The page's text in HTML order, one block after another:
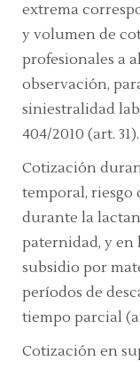
extrema
y volumen de
profesionales a
observación,
siniestralidad
404/2010 (art. 31).
Cotización
temporal, riesgo
durante la
paternidad, y en
subsidio por
períodos de
tiempo parcial
Cotización en